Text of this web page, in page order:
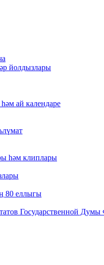
йолдызлары
ай календаре
һәм клиплары
80 еллыгы
Государственной Думы